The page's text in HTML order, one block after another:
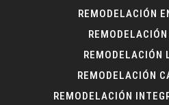
REMODELACIÓN
REMODELACIÓN
REMODELACIÓN
REMODELACIÓN